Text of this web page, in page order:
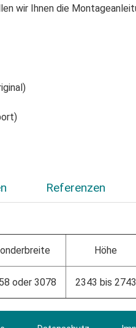
wir Ihnen die
Referenzen
Höhe
oder 3078 2343 bis 2743